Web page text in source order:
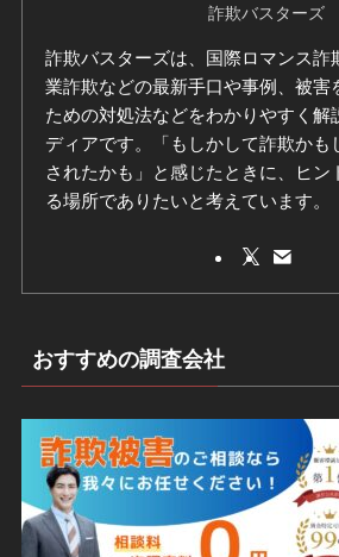
詐欺バスターズ
詐欺バスターズは、国際ロマンス詐
業詐欺などの最新手口や事例、被害
ための対処法などをわかりやすく解
ディアです。「もしかして詐欺かも
されたかも」と感じたときに、ヒン
る場所でありたいと考えています。
おすすめの調査会社